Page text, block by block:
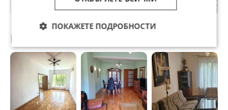
Препоръчани за теб
ПОКАЖЕТЕ ПОДРОБНОСТИ